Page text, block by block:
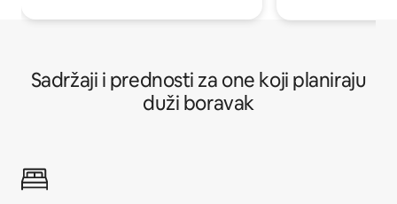
Sadržaji i prednosti za one koji planiraju
duži boravak